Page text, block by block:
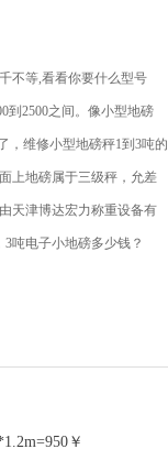
不等,看看你要什么型号
到2500之间。像小型地磅
，维修小型地磅秤1到3吨的
上地磅属于三级秤，允差
天津博达宏力称重设备有
吨电子小地磅多少钱？
￥